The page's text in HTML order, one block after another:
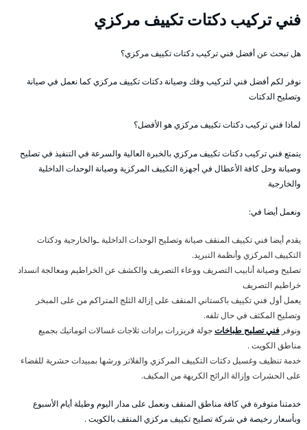
فني تركيب دكتات تكييف مركزي
هل تبحث عن أفضل فني تركيب دكتات تكييف مركزي؟
نوفر لكم أفضل فني لتركيب وفك وصيانة دكتات تكييف مركزي كما نعمل في صيانة
وتصليح الدكتات
لماذا فني تركيب دكتات تكييف مركزي هو الأفضل؟
يتمتع فني تركيب دكتات تكييف مركزي بالخبرة العالية والسرعة في التنفيذ في تصليح
وصيانة وحل كافة الأعطال في أجهزة التكييف المركزية وصيانة الوحدات الداخلية
والخارجية
ونعمل أيضا في:
يقدم أيضا فني تكييف المنقف صيانة وتصليح الوحدات الداخلية ـوالخارجية ودكتات
التكييف المركزي وأنظمة التبريد.
تصليح وصيانة أنابيب التصريف ووعاء التصريف والكشف عن الخراطيم ومعالجة انسداد
خراطيم التصريف
يعمل أول فني تكييف باكستاني المنقف على إزالة الثلج المتراكم من على المبخر
وتصليح المكثف في حال تلفه.
ونوفر فني تصليح طباخاتجولة فريزرات برادات ثلاجات غسالات اتوماتيك بجميع
مناطق الكويت .
خدمة تنظيف وغسيل دكتات التكييف المركزي والفلاتر ورشها بمبيدات حشرية للقضاء
على الحشرات وإزالة الرائح الكريهة من المكيف.
خدمتنا متوفرة في كافة مناطق المنقف ونعمل على مدار اليوم وطيلة أيام الأسبوع
وبأسعار رخيصة في شركة تصليح تكييف مركزي المنقف بالكويت .